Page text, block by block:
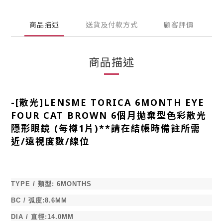
商品描述 送貨及付款方式 顧客評價
商品描述
-[散光]LENSME TORICA 6MONTH EYE
FOUR CAT BROWN 6個月拋棄型色彩散光
隱形眼鏡 (每樽1片)**請在結帳時備註所需
近/遠視度數/線位
TYPE / 類型 : 6MONTHS
BC / 弧度:8.6MM
DIA / 直徑:14.0MM